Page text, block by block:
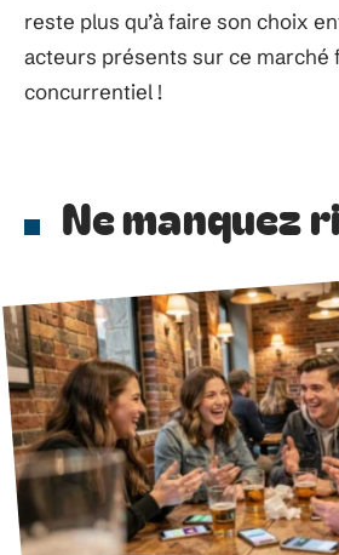
reste plus qu’à faire son choix
acteurs présents sur ce marché
concurrentiel !
Ne manquez